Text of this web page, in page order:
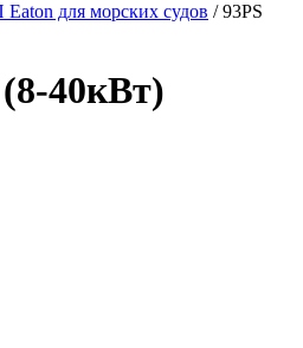
для морских судов / 93PS
40кВт)